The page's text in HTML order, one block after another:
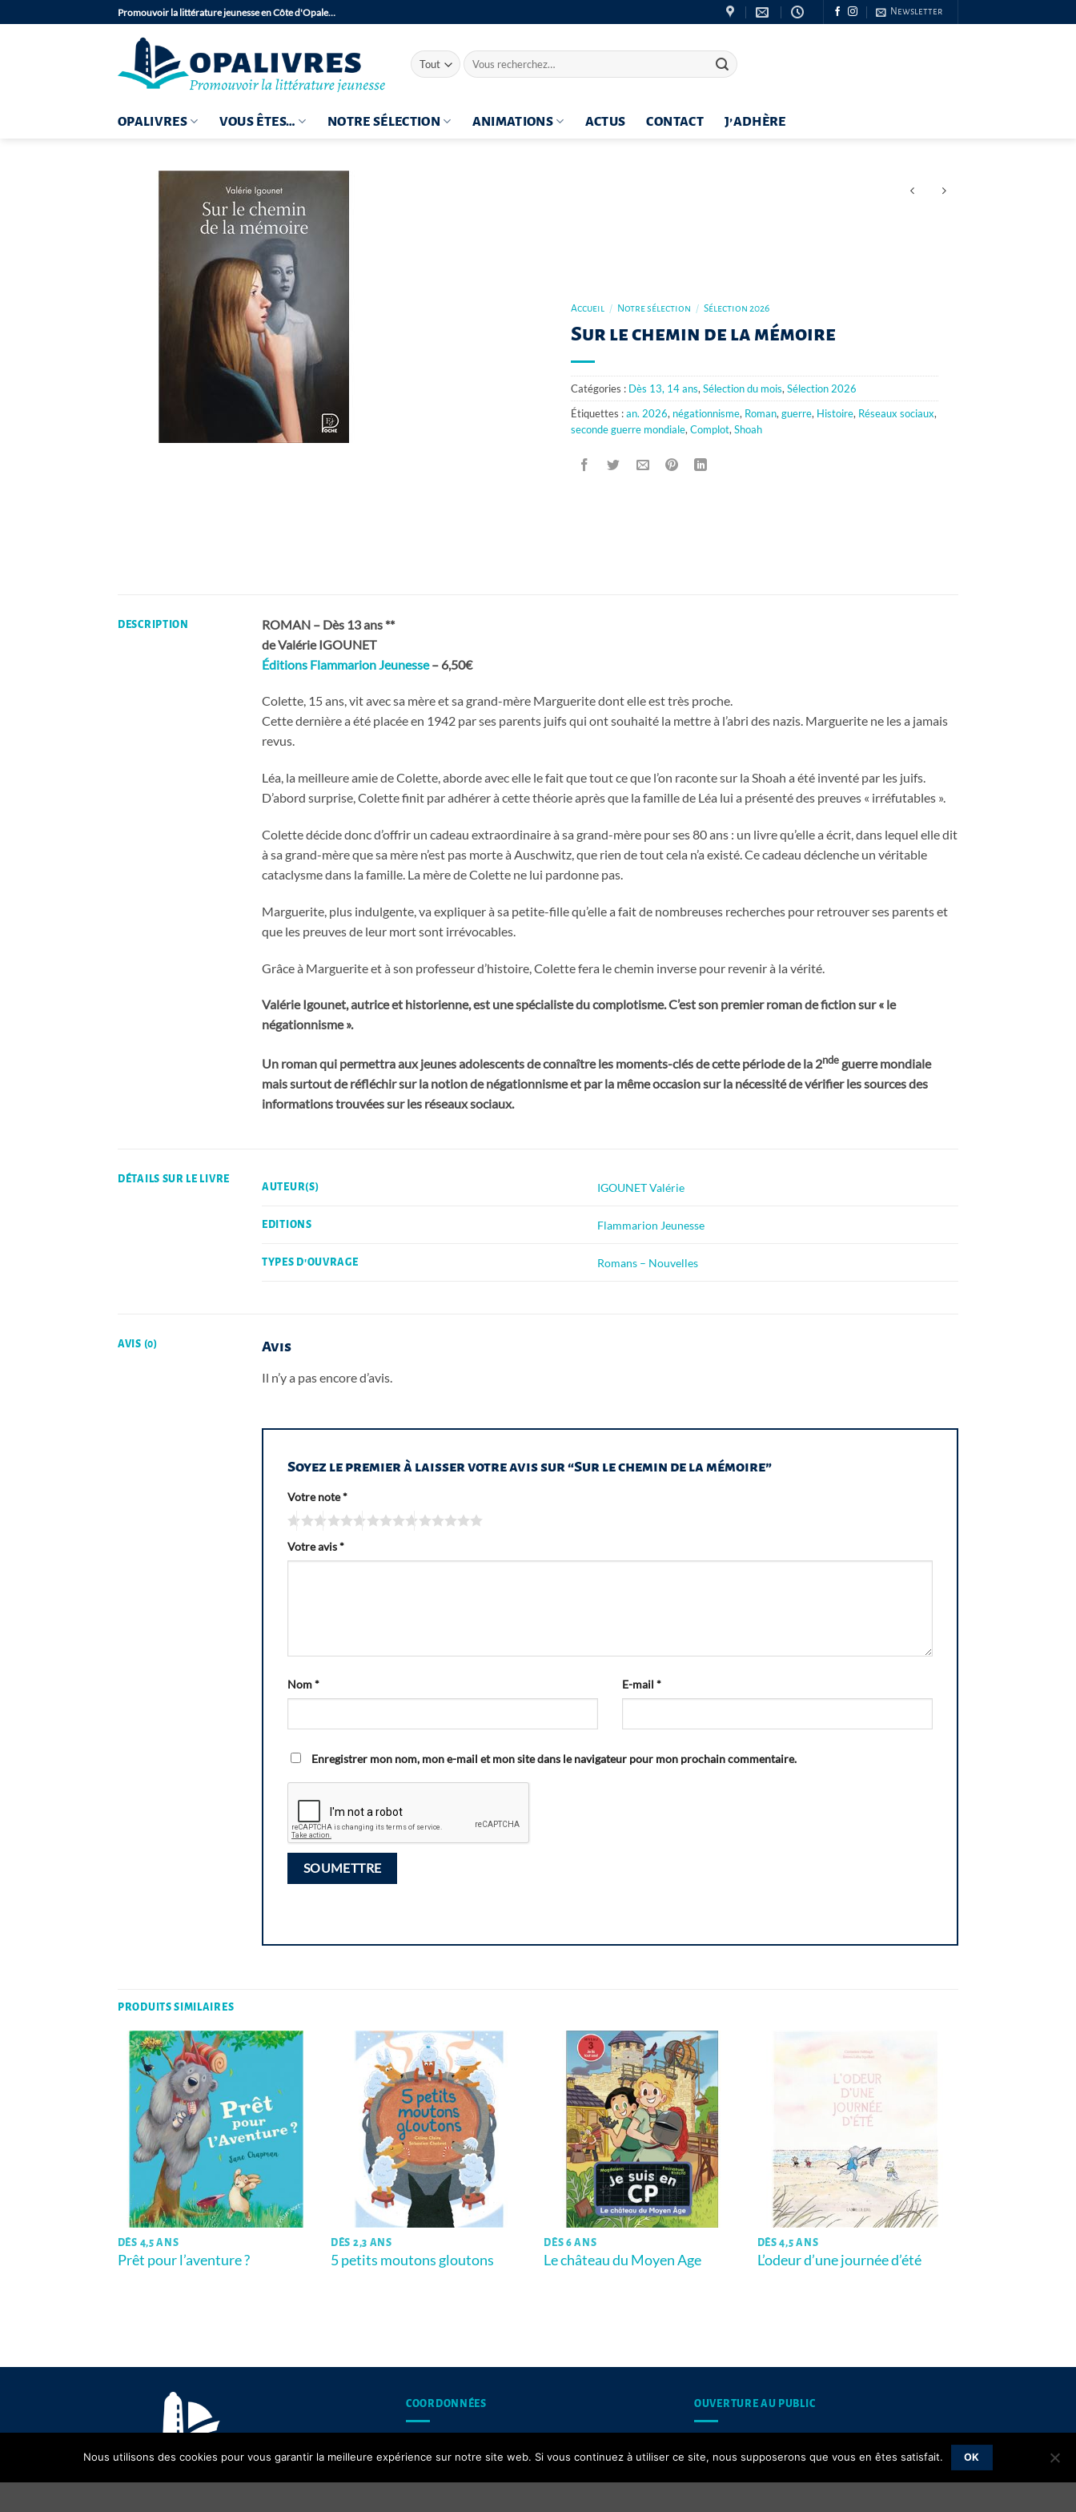
au
Promouvoir la littérature jeunesse en Côte d'Opale… Newsletter
Recherche
pour :
OPALIVRES VOUS ÊTES… NOTRE SÉLECTION ANIMATIONS ACTUS CONTACT J’ADHÈRE
Accueil / Notre sélection / Sélection 2026
Sur le chemin de la mémoire
Catégories : Dès 13, 14 ans, Sélection du mois, Sélection 2026
Étiquettes :an. 2026, négationnisme, Roman, guerre, Histoire, Réseaux sociaux,
seconde guerre mondiale, Complot, Shoah
DESCRIPTION
ROMAN – Dès 13 ans **
deValérie IGOUNET
Éditions Flammarion Jeunesse– 6,50€
Colette, 15 ans, vit avec sa mère et sa grand-mère Marguerite dont elle est très proche.
Cette dernière a été placée en 1942 par ses parents juifs qui ont souhaité la mettre à l’abri des nazis. Marguerite ne les a jamais
revus.
Léa, la meilleure amie de Colette, aborde avec elle le fait que tout ce que l’on raconte sur la Shoah a été inventé par les juifs.
D’abord surprise, Colette finit par adhérer à cette théorie après que la famille de Léa lui a présenté des preuves « irréfutables ».
Colette décide donc d’offrir un cadeau extraordinaire à sa grand-mère pour ses 80 ans : un livre qu’elle a écrit, dans lequel elle dit
à sa grand-mère que sa mère n’est pas morte à Auschwitz, que rien de tout cela n’a existé. Ce cadeau déclenche un véritable
cataclysme dans la famille. La mère de Colette ne lui pardonne pas.
Marguerite, plus indulgente, va expliquer à sa petite-fille qu’elle a fait de nombreuses recherches pour retrouver ses parents et
que les preuves de leur mort sont irrévocables.
Grâce à Marguerite et à son professeur d’histoire, Colette fera le chemin inverse pour revenir à la vérité.
Valérie Igounet, autrice et historienne, est une spécialiste du complotisme. C’est son premier roman de fiction sur « le
négationnisme ».
Un roman qui permettra aux jeunes adolescents de connaître les moments-clés de cette période de la 2nde guerre mondiale
mais surtout de réfléchir sur la notion de négationnisme et par la même occasion sur la nécessité de vérifier les sources des
informations trouvées sur les réseaux sociaux.
DÉTAILS SUR LE LIVRE
AUTEUR(S) IGOUNET Valérie
EDITIONS Flammarion Jeunesse
TYPES D'OUVRAGE Romans – Nouvelles
AVIS (0) Avis
Il n’y a pas encore d’avis.
Soyez le premier à laisser votre avis sur “Sur le chemin de la mémoire”
Votre note*
Votre avis*
Nom* E-mail *
Enregistrer mon nom, mon e-mail et mon site dans le navigateur pour mon prochain commentaire.
PRODUITS SIMILAIRES
DÈS 4,5 ANS
Prêt pour l’aventure ?
DÈS 2,3 ANS
5 petits moutons gloutons
DÈS 6 ANS
Le château du Moyen Age
DÈS 4,5 ANS
L’odeur d’une journée d’été
COORDONNÉES
62200 Boulogne-sur-Mer
OUVERTURE AU PUBLIC
Nous utilisons des cookies pour vous garantir la meilleure expérience sur notre site web. Si vous continuez à utiliser ce site, nous supposerons que vous en êtes satisfait. OK